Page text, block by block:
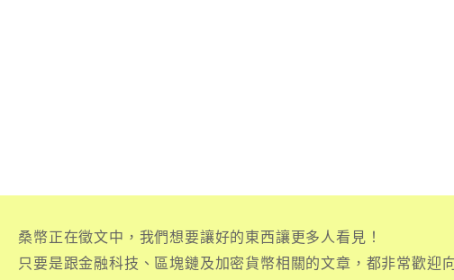
桑幣正在徵文中，我們想要讓好的東西讓更多人看見！
只要是跟金融科技、區塊鏈及加密貨幣相關的文章，都非常歡迎